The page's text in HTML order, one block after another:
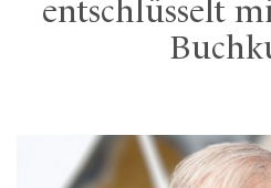
entschlüsselt